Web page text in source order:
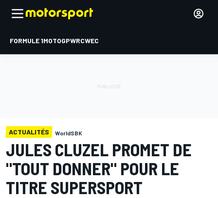
FORMULE 1MOTOGPWRCWEC
ACTUALITÉS WorldSBK
JULES CLUZEL PROMET DE
"TOUT DONNER" POUR LE
TITRE SUPERSPORT